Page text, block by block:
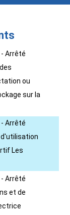
- Arrêté
ou
sur la
- Arrêté
Les
- Arrêté
et de